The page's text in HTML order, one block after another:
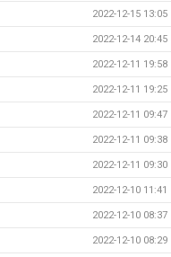
2022-12-15 13:05
2022-12-14 20:45
2022-12-11 19:58
2022-12-11 19:25
2022-12-11 09:47
2022-12-11 09:38
2022-12-11 09:30
2022-12-10 11:41
2022-12-10 08:37
2022-12-10 08:29